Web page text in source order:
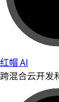
红帽 AI
跨混合云开发